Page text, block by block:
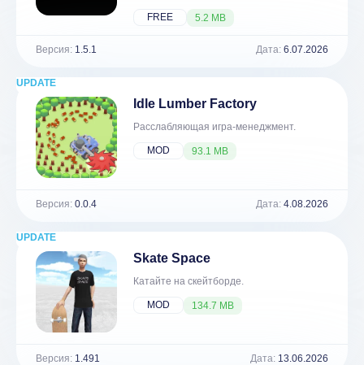
FREE 5.2 MB
Версия: 1.5.1 Дата: 6.07.2026
Idle Lumber Factory
Расслабляющая игра-менеджмент.
MOD 93.1 MB
UPDATE
NEW
Версия: 0.0.4 Дата: 4.08.2026
Skate Space
Катайте на скейтборде.
MOD 134.7 MB
UPDATE
NEW
Версия: 1.491 Дата: 13.06.2026